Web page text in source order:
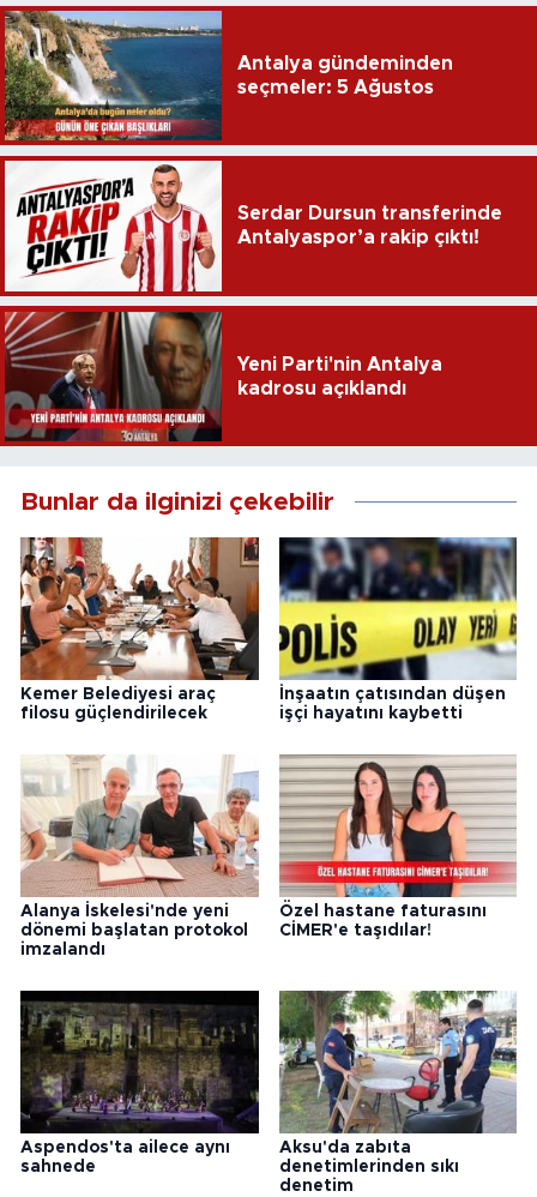
Antalya gündeminden
seçmeler: 5 Ağustos
Serdar Dursun transferinde
Antalyaspor’a rakip çıktı!
Yeni Parti'nin Antalya
kadrosu açıklandı
Bunlar da ilginizi çekebilir
Kemer Belediyesi araç
filosu güçlendirilecek
İnşaatın çatısından düşen
işçi hayatını kaybetti
Alanya İskelesi'nde yeni
dönemi başlatan protokol
imzalandı
Özel hastane faturasını
CİMER'e taşıdılar!
Aspendos'ta ailece aynı
sahnede
Aksu'da zabıta
denetimlerinden sıkı
denetim